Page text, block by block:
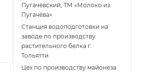
Пугачёвский, ТМ «Молоко из
Пугачёва»
Станция водоподготовки на
заводе по производству
растительного белка г.
Тольятти
Цех по производству майонеза